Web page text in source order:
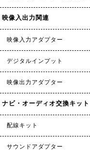
映像入出力関連
映像入力アダプター
デジタルインプット
映像出力アダプター
ナビ・オーディオ交換キット
配線キット
サウンドアダプター